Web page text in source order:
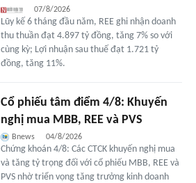
07/8/2026
Lũy kế 6 tháng đầu năm, REE ghi nhận doanh
thu thuần đạt 4.897 tỷ đồng, tăng 7% so với
cùng kỳ; Lợi nhuận sau thuế đạt 1.721 tỷ
đồng, tăng 11%.
Cổ phiếu tâm điểm 4/8: Khuyến
nghị mua MBB, REE và PVS
Bnews 04/8/2026
Chứng khoán 4/8: Các CTCK khuyến nghị mua
và tăng tỷ trọng đối với cổ phiếu MBB, REE và
PVS nhờ triển vọng tăng trưởng kinh doanh